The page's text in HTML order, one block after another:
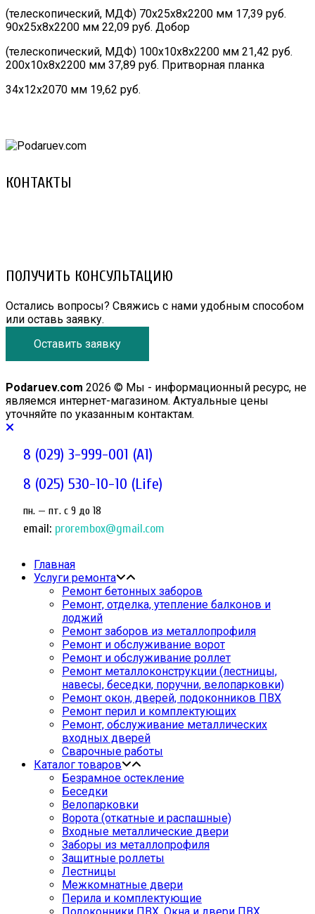
(телескопический, МДФ) 70х25х8х2200 мм 17,39 руб.
90х25х8х2200 мм 22,09 руб. Добор
(телескопический, МДФ) 100х10х8х2200 мм 21,42 руб.
200х10х8х2200 мм 37,89 руб. Притворная планка
34х12х2070 мм 19,62 руб.
КОНТАКТЫ
ПОЛУЧИТЬ КОНСУЛЬТАЦИЮ
Остались вопросы? Свяжись с нами удобным способом
или оставь заявку.
Оставить заявку
Podaruev.com 2026 © Мы - информационный ресурс, не
являемся интернет-магазином. Актуальные цены
уточняйте по указанным контактам.
8 (029) 3-999-001 (A1)
8 (025) 530-10-10 (Life)
пн. — пт. c 9 до 18
email: prorembox@gmail.com
Главная
Услуги ремонта
Ремонт бетонных заборов
Ремонт, отделка, утепление балконов и
лоджий
Ремонт заборов из металлопрофиля
Ремонт и обслуживание ворот
Ремонт и обслуживание роллет
Ремонт металлоконструкции (лестницы,
навесы, беседки, поручни, велопарковки)
Ремонт окон, дверей, подоконников ПВХ
Ремонт перил и комплектующих
Ремонт, обслуживание металлических
входных дверей
Сварочные работы
Каталог товаров
Безрамное остекление
Беседки
Велопарковки
Ворота (откатные и распашные)
Входные металлические двери
Заборы из металлопрофиля
Защитные роллеты
Лестницы
Межкомнатные двери
Перила и комплектующие